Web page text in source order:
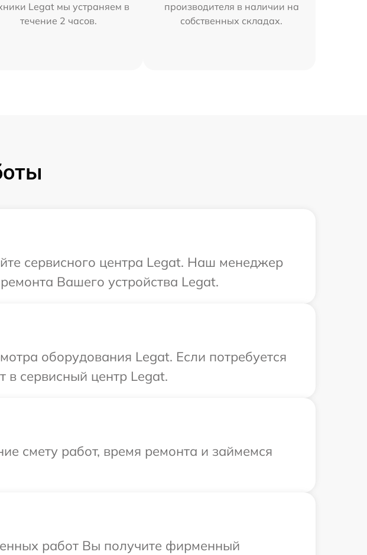
Legat мы устраняем в
течение 2 часов.
производителя в наличии на
собственных складах.
сервисного центра Legat. Наш менеджер
Вашего устройства Legat.
оборудования Legat. Если потребуется
в сервисный центр Legat.
смету работ, время ремонта и займемся
работ Вы получите фирменный